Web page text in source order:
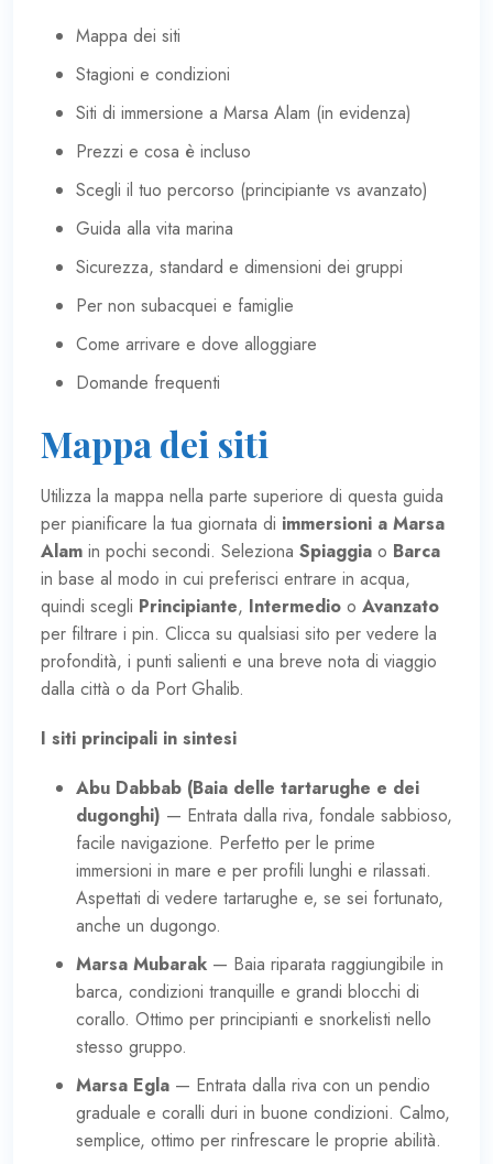
Mappa dei siti
Stagioni e condizioni
Siti di immersione a Marsa Alam (in evidenza)
Prezzi e cosa è incluso
Scegli il tuo percorso (principiante vs avanzato)
Guida alla vita marina
Sicurezza, standard e dimensioni dei gruppi
Per non subacquei e famiglie
Come arrivare e dove alloggiare
Domande frequenti
Mappa dei siti
Utilizza la mappa nella parte superiore di questa guida
per pianificare la tua giornata di immersioni a Marsa
Alam in pochi secondi. Seleziona Spiaggia o Barca
in base al modo in cui preferisci entrare in acqua,
quindi scegli Principiante, Intermedio o Avanzato
per filtrare i pin. Clicca su qualsiasi sito per vedere la
profondità, i punti salienti e una breve nota di viaggio
dalla città o da Port Ghalib.
I siti principali in sintesi
Abu Dabbab (Baia delle tartarughe e dei
dugonghi) — Entrata dalla riva, fondale sabbioso,
facile navigazione. Perfetto per le prime
immersioni in mare e per profili lunghi e rilassati.
Aspettati di vedere tartarughe e, se sei fortunato,
anche un dugongo.
Marsa Mubarak — Baia riparata raggiungibile in
barca, condizioni tranquille e grandi blocchi di
corallo. Ottimo per principianti e snorkelisti nello
stesso gruppo.
Marsa Egla — Entrata dalla riva con un pendio
graduale e coralli duri in buone condizioni. Calmo,
semplice, ottimo per rinfrescare le proprie abilità.